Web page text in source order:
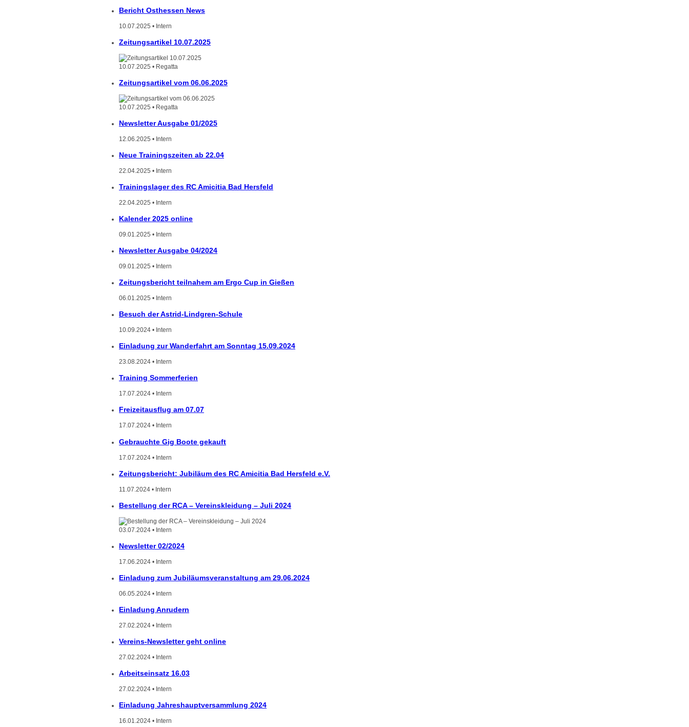
Bericht Osthessen News
10.07.2025 • Intern
Zeitungsartikel 10.07.2025
10.07.2025 • Regatta
Zeitungsartikel vom 06.06.2025
10.07.2025 • Regatta
Newsletter Ausgabe 01/2025
12.06.2025 • Intern
Neue Trainingszeiten ab 22.04
22.04.2025 • Intern
Trainingslager des RC Amicitia Bad Hersfeld
22.04.2025 • Intern
Kalender 2025 online
09.01.2025 • Intern
Newsletter Ausgabe 04/2024
09.01.2025 • Intern
Zeitungsbericht teilnahem am Ergo Cup in Gießen
06.01.2025 • Intern
Besuch der Astrid-Lindgren-Schule
10.09.2024 • Intern
Einladung zur Wanderfahrt am Sonntag 15.09.2024
23.08.2024 • Intern
Training Sommerferien
17.07.2024 • Intern
Freizeitausflug am 07.07
17.07.2024 • Intern
Gebrauchte Gig Boote gekauft
17.07.2024 • Intern
Zeitungsbericht: Jubiläum des RC Amicitia Bad Hersfeld e.V.
11.07.2024 • Intern
Bestellung der RCA – Vereinskleidung – Juli 2024
03.07.2024 • Intern
Newsletter 02/2024
17.06.2024 • Intern
Einladung zum Jubiläumsveranstaltung am 29.06.2024
06.05.2024 • Intern
Einladung Anrudern
27.02.2024 • Intern
Vereins-Newsletter geht online
27.02.2024 • Intern
Arbeitseinsatz 16.03
27.02.2024 • Intern
Einladung Jahreshauptversammlung 2024
16.01.2024 • Intern